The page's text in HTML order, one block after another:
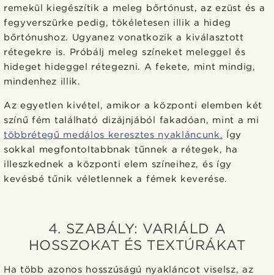
remekül kiegészítik a meleg bőrtónust, az ezüst és a
fegyverszürke pedig, tökéletesen illik a hideg
bőrtónushoz. Ugyanez vonatkozik a kiválasztott
rétegekre is. Próbálj meleg színeket meleggel és
hideget hideggel rétegezni. A fekete, mint mindig,
mindenhez illik.
Az egyetlen kivétel, amikor a központi elemben két
színű fém található dizájnjából fakadóan, mint a mi
többrétegű medálos keresztes nyakláncunk. Így
sokkal megfontoltabbnak tűnnek a rétegek, ha
illeszkednek a központi elem színeihez, és így
kevésbé tűnik véletlennek a fémek keverése.
4. SZABÁLY: VARIÁLD A
HOSSZOKAT ÉS TEXTÚRÁKAT
Ha több azonos hosszúságú nyakláncot viselsz, az